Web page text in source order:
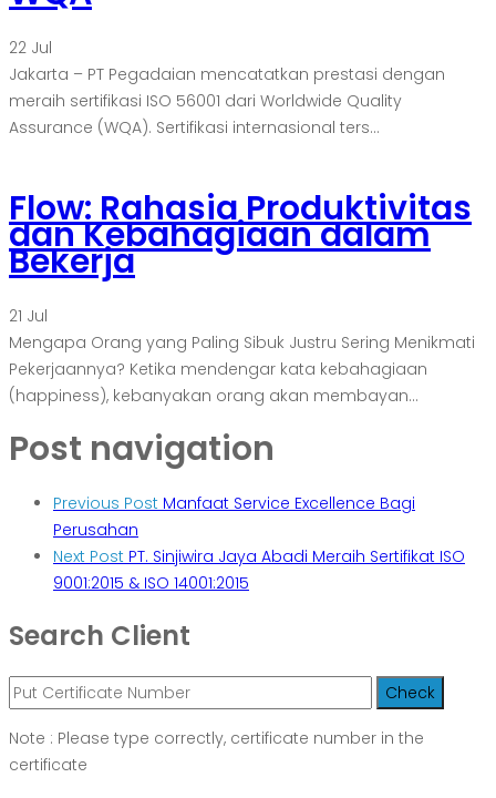
22 Jul
Jakarta – PT Pegadaian mencatatkan prestasi dengan
meraih sertifikasi ISO 56001 dari Worldwide Quality
Assurance (WQA). Sertifikasi internasional ters...
Flow: Rahasia Produktivitas
dan Kebahagiaan dalam
Bekerja
21 Jul
Mengapa Orang yang Paling Sibuk Justru Sering Menikmati
Pekerjaannya? Ketika mendengar kata kebahagiaan
(happiness), kebanyakan orang akan membayan...
Post navigation
Previous Post Manfaat Service Excellence Bagi
Perusahan
Next Post PT. Sinjiwira Jaya Abadi Meraih Sertifikat ISO
9001:2015 & ISO 14001:2015
Search Client
Note : Please type correctly, certificate number in the
certificate